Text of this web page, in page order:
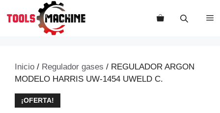
Inicio / Regulador gases / REGULADOR ARGON
MODELO HARRIS UW-1454 UWELD C.
¡OFERTA!